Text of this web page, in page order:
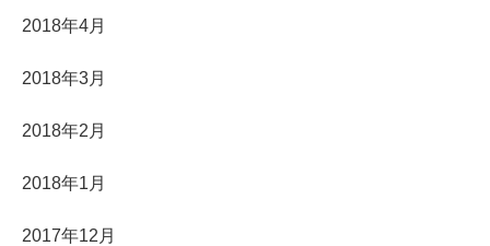
2018年4月
2018年3月
2018年2月
2018年1月
2017年12月